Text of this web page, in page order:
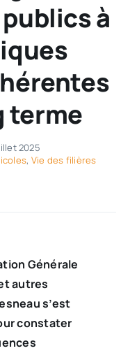
à
terme
2025
, Vie des filières
Générale
autres
s’est
constater